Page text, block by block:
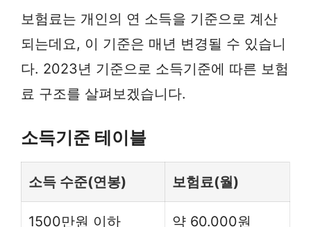
보험료는 개인의 연 소득을 기준으로 계산
되는데요, 이 기준은 매년 변경될 수 있습니
다. 2023년 기준으로 소득기준에 따른 보험
료 구조를 살펴보겠습니다.
소득기준 테이블
소득 수준(연봉) 보험료(월)
1500만원 이하 약 60.000원